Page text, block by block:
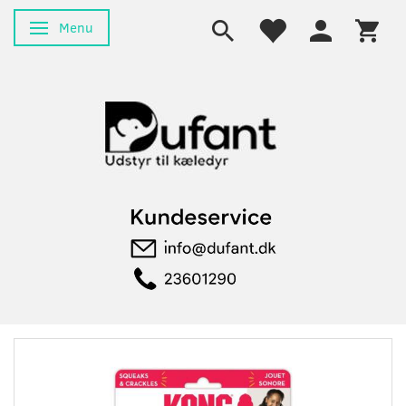
Skifte navigation
Menu